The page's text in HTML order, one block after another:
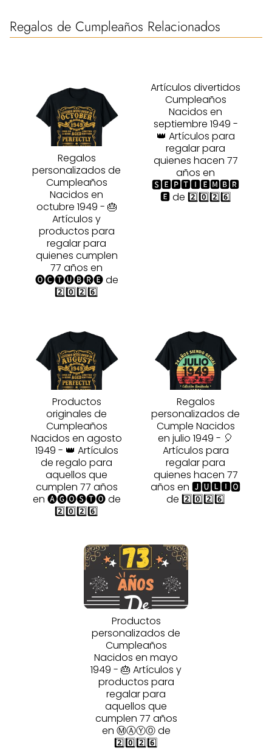
Regalos de Cumpleaños Relacionados
Regalos
personalizados de
Cumpleaños
Nacidos en
octubre 1949 - 🎂
Artículos y
productos para
regalar para
quienes cumplen
77 años en
🅞🅒🅣🅤🅑🅡🅔 de
2️⃣0️⃣2️⃣6️⃣
Artículos divertidos
Cumpleaños
Nacidos en
septiembre 1949 -
👑 Artículos para
regalar para
quienes hacen 77
años en
🆂🅴🅿🆃🅸🅴🅼🅱🆁
🅴 de 2️⃣0️⃣2️⃣6️⃣
Productos
originales de
Cumpleaños
Nacidos en agosto
1949 - 👑 Artículos
de regalo para
aquellos que
cumplen 77 años
en 🅐🅖🅞🅢🅣🅞 de
2️⃣0️⃣2️⃣6️⃣
Regalos
personalizados de
Cumple Nacidos
en julio 1949 - 🎈
Artículos para
regalar para
quienes hacen 77
años en 🅹🆄🅻🅸🅾
de 2️⃣0️⃣2️⃣6️⃣
Productos
personalizados de
Cumpleaños
Nacidos en mayo
1949 - 🎂 Artículos y
productos para
regalar para
aquellos que
cumplen 77 años
en ⓂⒶⓎⓄ de
2️⃣0️⃣2️⃣6️⃣